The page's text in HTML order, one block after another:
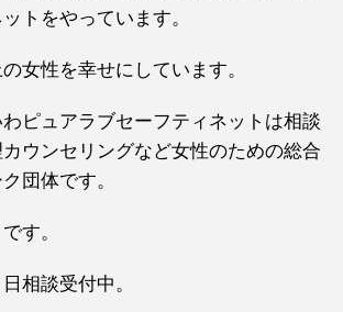
トをやっています。
女性を幸せにしています。
ピュアラブセーフティネットは相談
ウンセリングなど女性のための総合
団体です。
す。
相談受付中。